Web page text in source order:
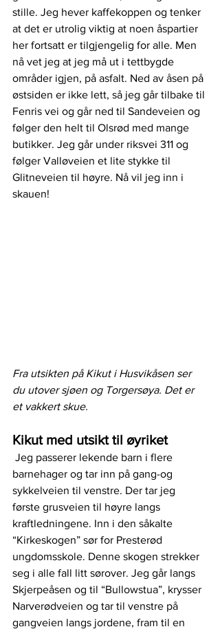
stille. Jeg hever kaffekoppen og tenker
at det er utrolig viktig at noen åspartier
her fortsatt er tilgjengelig for alle. Men
nå vet jeg at jeg må ut i tettbygde
områder igjen, på asfalt. Ned av åsen på
østsiden er ikke lett, så jeg går tilbake til
Fenris vei og går ned til Sandeveien og
følger den helt til Olsrød med mange
butikker. Jeg går under riksvei 311 og
følger Valløveien et lite stykke til
Glitneveien til høyre. Nå vil jeg inn i
skauen!
Fra utsikten på Kikut i Husvikåsen ser
du utover sjøen og Torgersøya. Det er
et vakkert skue.
Kikut med utsikt til øyriket
barnehager og tar inn på gang-og
sykkelveien til venstre. Der tar jeg
første grusveien til høyre langs
kraftledningene. Inn i den såkalte
“Kirkeskogen” sør for Presterød
ungdomsskole. Denne skogen strekker
seg i alle fall litt sørover. Jeg går langs
Skjerpeåsen og til “Bullowstua”, krysser
Narverødveien og tar til venstre på
gangveien langs jordene, fram til en